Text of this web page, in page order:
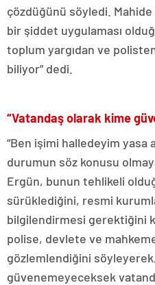
çözdüğünü söyledi.
bir şiddet uygulaması
toplum yargıdan ve
biliyor” dedi.
“Vatandaş olarak kime
“Ben işimi halledeyim yasa
durumun söz konusu
Ergün, bunun tehlikeli
sürüklediğini, resmi
bilgilendirmesi gerektiğini
polise, devlete ve
gözlemlendiğini
güvenemeyeceksek